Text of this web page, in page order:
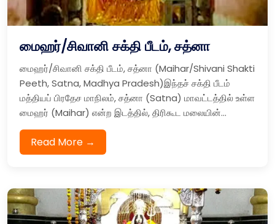
மைஹர்/சிவானி சக்தி பீடம், சத்னா
மைஹர்/சிவானி சக்தி பீடம், சத்னா (Maihar/Shivani Shakti
Peeth, Satna, Madhya Pradesh)இந்தச் சக்தி பீடம்
மத்தியப் பிரதேச மாநிலம், சத்னா (Satna) மாவட்டத்தில் உள்ள
மைஹர் (Maihar) என்ற இடத்தில், திரிகூட மலையின்...
Read More →